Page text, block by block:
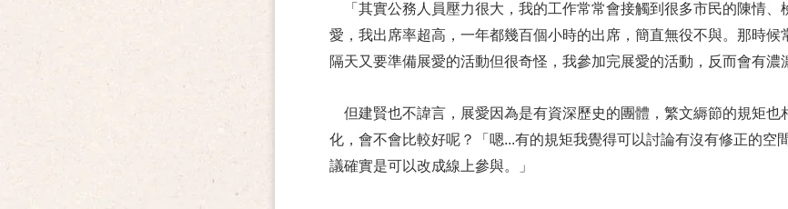
「其實公務人員壓力很大，我的工作常常會接觸到很多市民的陳情
愛，我出席率超高，一年都幾百個小時的出席，簡直無役不與。那時候
隔天又要準備展愛的活動但很奇怪，我參加完展愛的活動，反而會有濃
但建賢也不諱言，展愛因為是有資深歷史的團體，繁文縟節的規矩
化，會不會比較好呢？「嗯...有的規矩我覺得可以討論有沒有修正的空
議確實是可以改成線上參與。」